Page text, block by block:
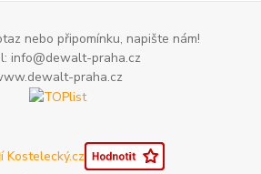
nebo připomínku, napište nám!
info@dewalt-praha.cz
praha.cz